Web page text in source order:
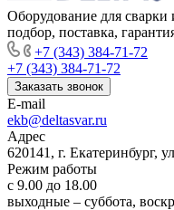
Оборудование для сварки
подбор, поставка,
+7 (343) 384-71-72
+7 (343) 384-71-72
Заказать звонок
E-mail
ekb@deltasvar.ru
Адрес
620141, г. Екатеринбург,
Режим работы
с 9.00 до 18.00
выходные – суббота,